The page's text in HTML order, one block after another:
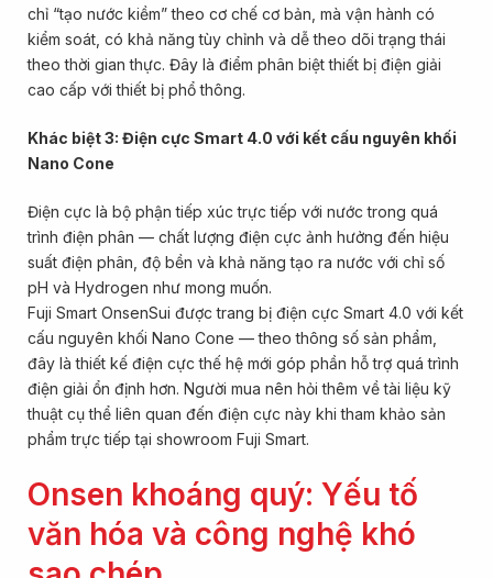
chỉ “tạo nước kiềm” theo cơ chế cơ bản, mà vận hành có
kiểm soát, có khả năng tùy chỉnh và dễ theo dõi trạng thái
theo thời gian thực. Đây là điểm phân biệt thiết bị điện giải
cao cấp với thiết bị phổ thông.
Khác biệt 3: Điện cực Smart 4.0 với kết cấu nguyên khối
Nano Cone
Điện cực là bộ phận tiếp xúc trực tiếp với nước trong quá
trình điện phân — chất lượng điện cực ảnh hưởng đến hiệu
suất điện phân, độ bền và khả năng tạo ra nước với chỉ số
pH và Hydrogen như mong muốn.
Fuji Smart OnsenSui được trang bị điện cực Smart 4.0 với kết
cấu nguyên khối Nano Cone — theo thông số sản phẩm,
đây là thiết kế điện cực thế hệ mới góp phần hỗ trợ quá trình
điện giải ổn định hơn. Người mua nên hỏi thêm về tài liệu kỹ
thuật cụ thể liên quan đến điện cực này khi tham khảo sản
phẩm trực tiếp tại showroom Fuji Smart.
Onsen khoáng quý: Yếu tố
văn hóa và công nghệ khó